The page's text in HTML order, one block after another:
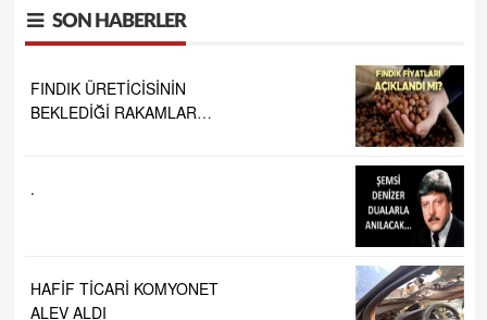
BELLİ OLDU
ALEV ALDI
ETAP BAŞLADI